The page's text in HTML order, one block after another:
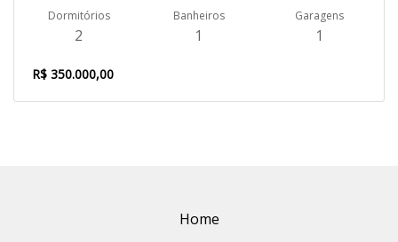
Dormitórios
2
Banheiros
1
Garagens
1
R$ 350.000,00
Home